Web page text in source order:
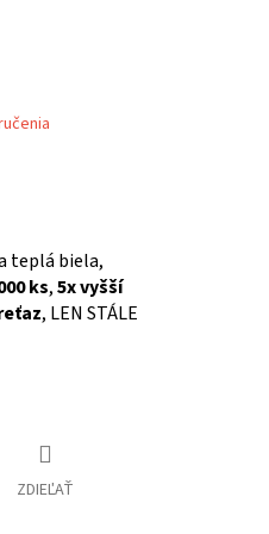
teplá biela,
ks,5x vyšší
, LEN STÁLE
ZDIEĽAŤ